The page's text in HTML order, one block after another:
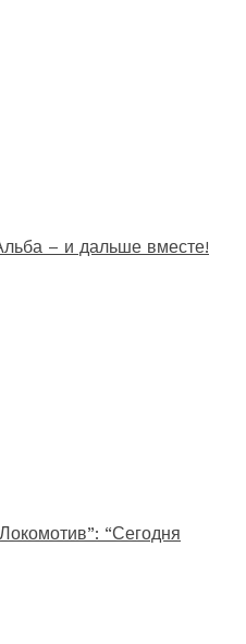
– и дальше вместе!
“Сегодня